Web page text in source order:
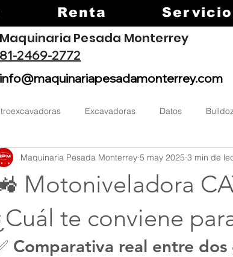
Renta
Maquinaria Pesada Monterrey
81-2469-2772
info@maquinariapesadamonterrey.com
Excavadoras Datos
Motoniveladora
te conviene
Maquinaria Pesada Monterrey 5 may 2025 3 min de
Comparativa real entre